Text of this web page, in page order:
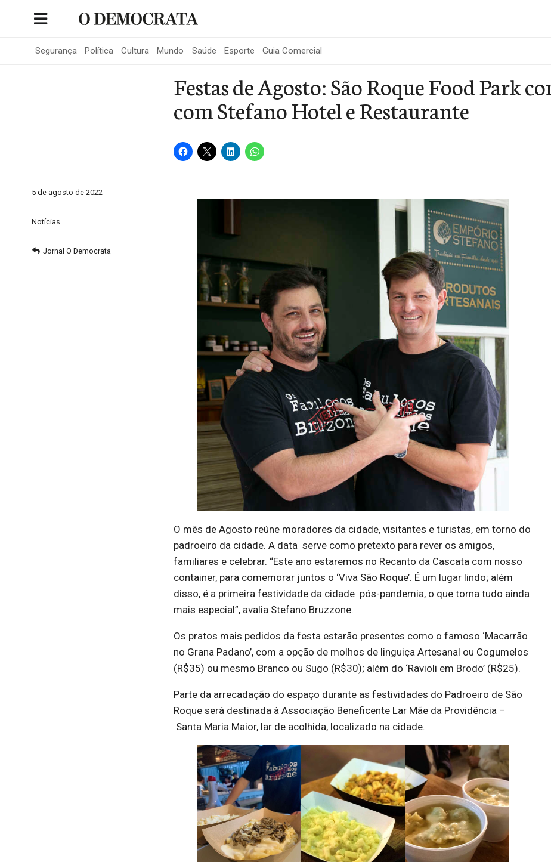
Segurança Política Cultura Mundo Saúde Esporte Guia Comercial
Festas de Agosto: São Roque Food Park
com Stefano Hotel e Restaurante
5 de agosto de 2022
Notícias
Jornal O Democrata
O mês de Agosto reúne moradores da cidade, visitantes e turistas, em torno do
padroeiro da cidade. A data serve como pretexto para rever os amigos,
familiares e celebrar. “Este ano estaremos no Recanto da Cascata com nosso
container, para comemorar juntos o ‘Viva São Roque’. É um lugar lindo; além
disso, é a primeira festividade da cidade pós-pandemia, o que torna tudo ainda
mais especial”, avalia Stefano Bruzzone.
Os pratos mais pedidos da festa estarão presentes como o famoso ‘Macarrão
no Grana Padano’, com a opção de molhos de linguiça Artesanal ou Cogumelos
(R$35) ou mesmo Branco ou Sugo (R$30); além do ‘Ravioli em Brodo’ (R$25).
Parte da arrecadação do espaço durante as festividades do Padroeiro de São
Roque será destinada à Associação Beneficente Lar Mãe da Providência –
Santa Maria Maior, lar de acolhida, localizado na cidade.